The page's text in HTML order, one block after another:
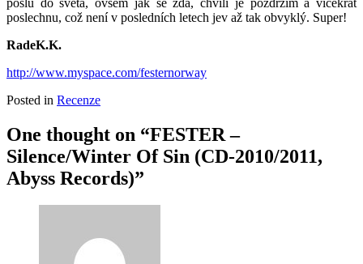
poslechnu, což není v posledních letech jev až tak obvyklý. Super!
RadeK.K.
http://www.myspace.com/festernorway
Posted in Recenze
One thought on “FESTER –
Silence/Winter Of Sin (CD-2010/2011,
Abyss Records)”